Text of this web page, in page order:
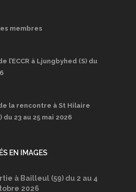
membres
l’ECCR à Ljungbyhed (S) du
la rencontre à St Hilaire
23 au 25 mai 2026
EN IMAGES
à Bailleul (59) du 2 au 4
2026